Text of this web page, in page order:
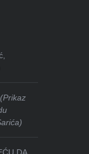
(Prikaz